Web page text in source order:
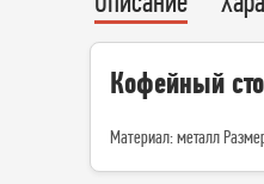
Кофейный
Материал: металл